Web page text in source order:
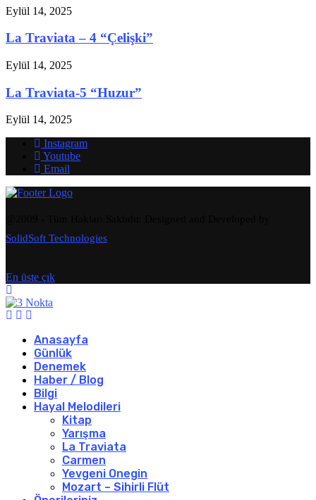
Eylül 14, 2025
La Traviata – 4 “Çelişki”
Eylül 14, 2025
La Traviata-5 “Huzur”
Eylül 14, 2025
Instagram
Youtube
Email
SolidSoft Technologies
En üste çık
Anasayfa
Günlük
Denemek
Haber / Blog
Bilgi
Hayal Melodileri
Kitap
Yarışma
La Traviata
Carmen
Yevgeni Onegin
Mozart – Sihirli Flüt